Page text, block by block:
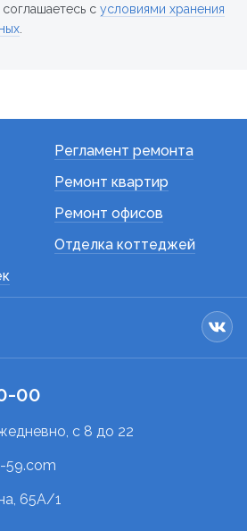
с условиями хранения
Регламент ремонта
Ремонт квартир
Ремонт офисов
Отделка коттеджей
00
c 8 до 22
59.com
65А/1